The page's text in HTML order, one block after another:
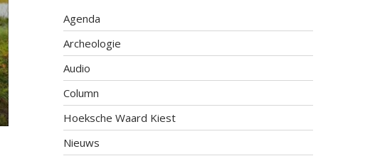
Agenda
Archeologie
Audio
Column
Hoeksche Waard Kiest
Nieuws